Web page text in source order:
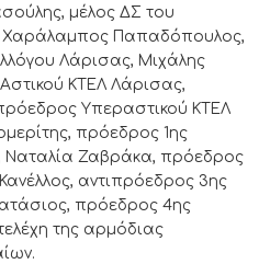
μέλος ΔΣ του
Χαράλαμπος Παπαδόπουλος,
Λάρισας, Μιχάλης
ΚΤΕΛ Λάρισας,
Υπεραστικού ΚΤΕΛ
πρόεδρος 1ης
Ναταλία Ζαβράκα, πρόεδρος
αντιπρόεδρος 3ης
πρόεδρος 4ης
της αρμόδιας